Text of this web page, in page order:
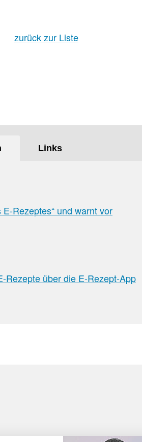
zurück zur Liste
Links
Rezeptes“ und warnt vor
Rezepte über die E-Rezept-App